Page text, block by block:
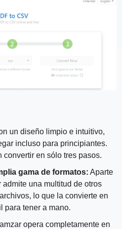
un diseño limpio e intuitivo,
incluso para principiantes.
convertir en sólo tres pasos.
gama de formatos: Aparte
una multitud de otros
lo que la convierte en
para tener a mano.
opera completamente en